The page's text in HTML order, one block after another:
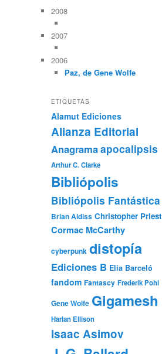
2008
2007
2006
Paz, de Gene Wolfe
ETIQUETAS
Alamut Ediciones
Alianza Editorial
Anagramaapocalipsis
Arthur C. Clarke
Bibliópolis
Bibliópolis Fantástica
Brian Aldiss Christopher Priest
Cormac McCarthy
cyberpunk distopía
Ediciones B Elia Barceló
fandom Fantascy Frederik Pohl
Gene Wolfe Gigamesh
Harlan Ellison
Isaac Asimov